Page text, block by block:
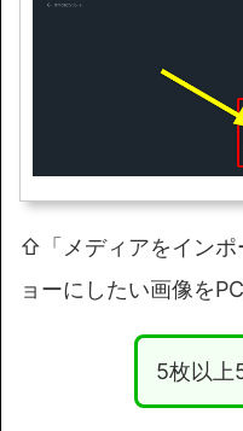
⇧「メディアをインポ
ョーにしたい画像を
5枚以上